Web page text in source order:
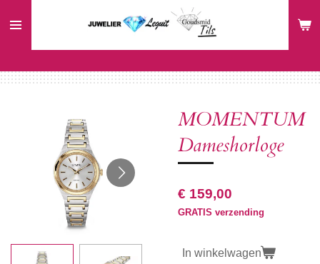
direct
hoofdinhoud
MOMENTUM
Dameshorloge
€ 159,00
GRATIS verzending
In winkelwagen